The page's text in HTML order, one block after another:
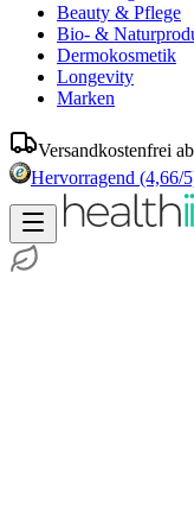
Beauty & Pflege
Bio- &
Dermokosmetik
Longevity
Marken
Versandkostenfrei
Hervorragend (4,66/